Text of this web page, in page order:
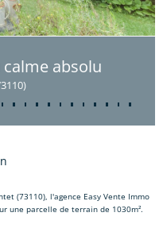
calme absolu
(73110), l'agence Easy Vente Immo
une parcelle de terrain de 1030m².